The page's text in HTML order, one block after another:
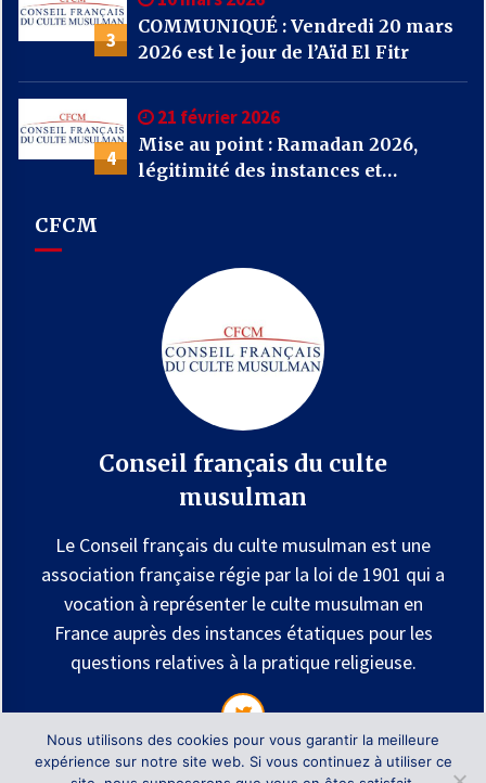
3
COMMUNIQUÉ : Vendredi 20 mars
2026 est le jour de l’Aïd El Fitr
4
21 février 2026
Mise au point : Ramadan 2026,
légitimité des instances et
France
CFCM
Conseil français du culte
musulman
Le Conseil français du culte musulman est une
association française régie par la loi de 1901 qui a
vocation à représenter le culte musulman en
France auprès des instances étatiques pour les
questions relatives à la pratique religieuse.
Nous utilisons des cookies pour vous garantir la meilleure
expérience sur notre site web. Si vous continuez à utiliser ce